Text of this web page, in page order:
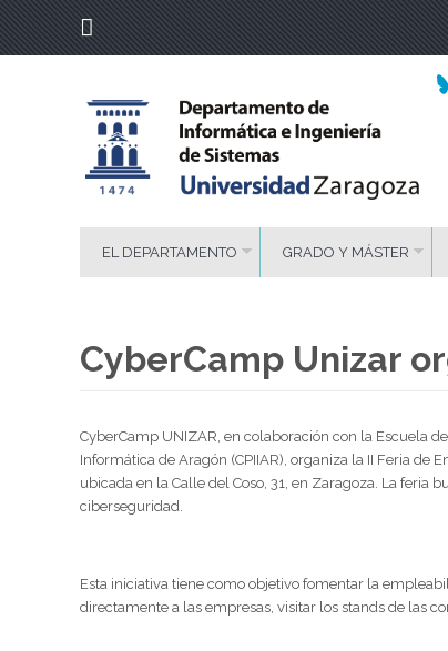
EL DEPARTAMENTO GRADO Y MÁSTER
CyberCamp Unizar
CyberCamp UNIZAR, en colaboración con la Escuela
Informática de Aragón (CPIIAR), organiza la II Feria de
ubicada en la Calle del Coso, 31, en Zaragoza. La feria
ciberseguridad.
Esta iniciativa tiene como objetivo fomentar la
directamente a las empresas, visitar los stands de las